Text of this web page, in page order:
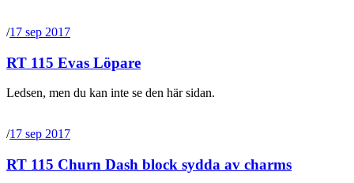
/17 sep 2017
RT 115 Evas Löpare
Ledsen, men du kan inte se den här sidan.
/17 sep 2017
RT 115 Churn Dash block sydda av charms